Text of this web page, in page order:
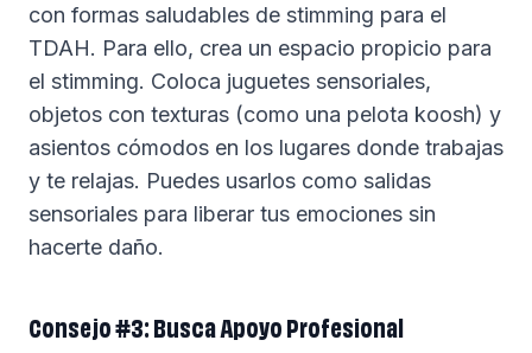
con formas saludables de stimming para el
TDAH. Para ello, crea un espacio propicio para
el stimming. Coloca juguetes sensoriales,
objetos con texturas (como una pelota koosh) y
asientos cómodos en los lugares donde trabajas
y te relajas. Puedes usarlos como salidas
sensoriales para liberar tus emociones sin
hacerte daño.
Consejo #3: Busca Apoyo Profesional